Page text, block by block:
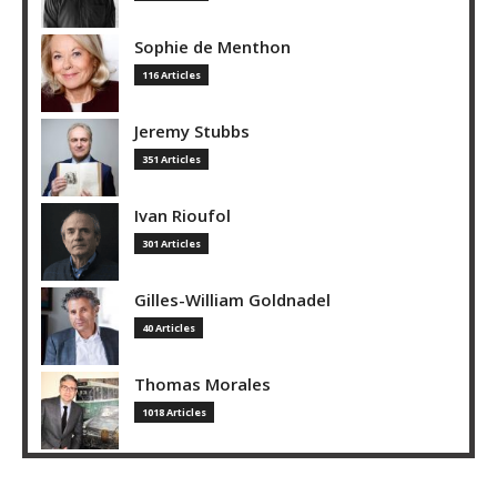
Sophie de Menthon
116 Articles
Jeremy Stubbs
351 Articles
Ivan Rioufol
301 Articles
Gilles-William Goldnadel
40 Articles
Thomas Morales
1018 Articles